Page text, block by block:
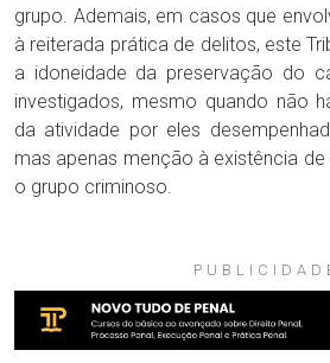
grupo. Ademais, em casos que
à reiterada prática de delitos, este
a idoneidade da preservação do
investigados, mesmo quando não
da atividade por eles
mas apenas menção à existência de
o grupo criminoso.